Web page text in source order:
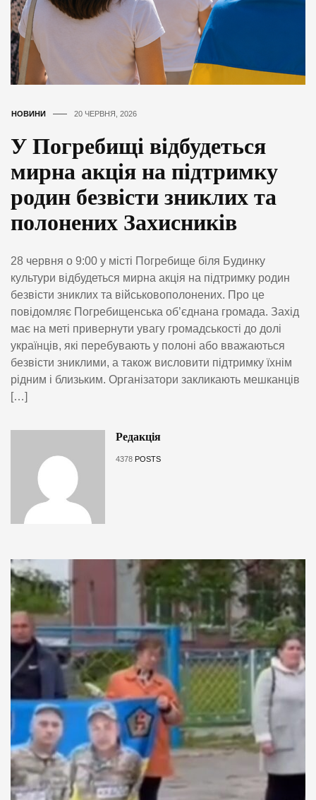
НОВИНИ 20 ЧЕРВНЯ, 2026
У Погребищі відбудеться
мирна акція на підтримку
родин безвісти зниклих та
полонених Захисників
28 червня о 9:00 у місті Погребище біля Будинку
культури відбудеться мирна акція на підтримку родин
безвісти зниклих та військовополонених. Про це
повідомляє Погребищенська об’єднана громада. Захід
має на меті привернути увагу громадськості до долі
українців, які перебувають у полоні або вважаються
безвісти зниклими, а також висловити підтримку їхнім
рідним і близьким. Організатори закликають мешканців
[…]
Редакція
4378 POSTS